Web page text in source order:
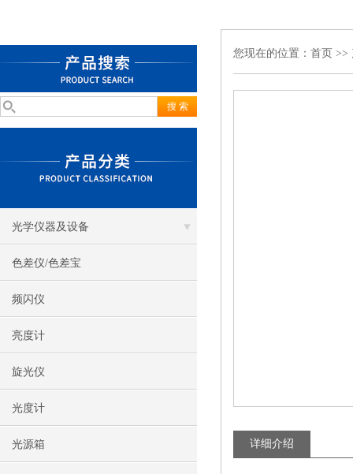
光学仪器及设备
色差仪/色差宝
频闪仪
亮度计
旋光仪
光度计
光源箱
您现在的位置： 首页 >>
详细介绍